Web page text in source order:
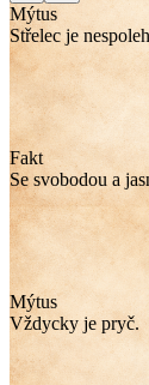
Mýtus
Střelec je
Fakt
Se svobodou a
Mýtus
Vždycky je pryč.